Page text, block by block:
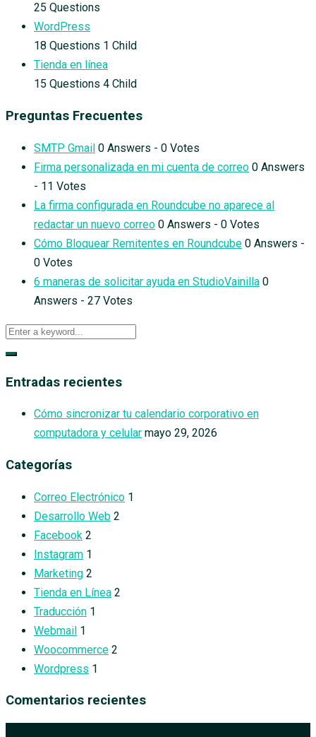
25 Questions
WordPress
18 Questions 1 Child
Tienda en línea
15 Questions 4 Child
Preguntas Frecuentes
SMTP Gmail 0 Answers - 0 Votes
Firma personalizada en mi cuenta de correo 0 Answers
- 11 Votes
La firma configurada en Roundcube no aparece al
redactar un nuevo correo 0 Answers - 0 Votes
Cómo Bloquear Remitentes en Roundcube 0 Answers -
0 Votes
6 maneras de solicitar ayuda en StudioVainilla 0
Answers - 27 Votes
Entradas recientes
Cómo sincronizar tu calendario corporativo en
computadora y celular mayo 29, 2026
Categorías
Correo Electrónico 1
Desarrollo Web 2
Facebook 2
Instagram 1
Marketing 2
Tienda en Línea 2
Traducción 1
Webmail 1
Woocommerce 2
Wordpress 1
Comentarios recientes